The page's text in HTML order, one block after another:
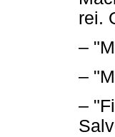
rei.
–
–
–